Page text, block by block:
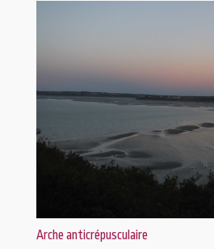
Arche anticrépusculaire